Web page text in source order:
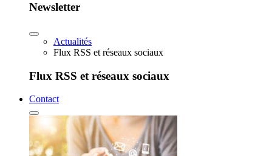
Newsletter
Actualités
Flux RSS et réseaux sociaux
Flux RSS et réseaux sociaux
Contact